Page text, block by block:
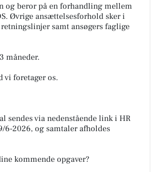
og beror på en forhandling mellem
Øvrige ansættelsesforhold sker i
samt ansøgers faglige
måneder.
vi foretager os.
sendes via nedenstående link i HR
6-2026, og samtaler afholdes
kommende opgaver?